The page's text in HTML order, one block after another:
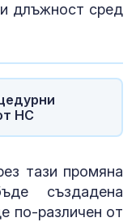
длъжност сред
НС
тази промяна
създадена
по-различен от